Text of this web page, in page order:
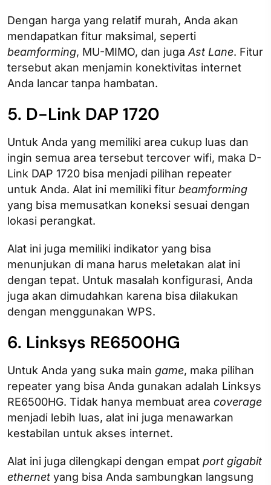
Dengan harga yang relatif murah, Anda akan
mendapatkan fitur maksimal, seperti
beamforming, MU-MIMO, dan juga Ast Lane. Fitur
tersebut akan menjamin konektivitas internet
Anda lancar tanpa hambatan.
5. D-Link DAP 1720
Untuk Anda yang memiliki area cukup luas dan
ingin semua area tersebut tercover wifi, maka D-
Link DAP 1720 bisa menjadi pilihan repeater
untuk Anda. Alat ini memiliki fitur beamforming
yang bisa memusatkan koneksi sesuai dengan
lokasi perangkat.
Alat ini juga memiliki indikator yang bisa
menunjukan di mana harus meletakan alat ini
dengan tepat. Untuk masalah konfigurasi, Anda
juga akan dimudahkan karena bisa dilakukan
dengan menggunakan WPS.
6. Linksys RE6500HG
Untuk Anda yang suka main game, maka pilihan
repeater yang bisa Anda gunakan adalah Linksys
RE6500HG. Tidak hanya membuat area coverage
menjadi lebih luas, alat ini juga menawarkan
kestabilan untuk akses internet.
Alat ini juga dilengkapi dengan empat port gigabit
ethernet yang bisa Anda sambungkan langsung